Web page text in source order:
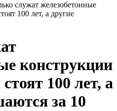
служат железобетонные
100 лет, а другие
конструкции
100 лет, а
за 10